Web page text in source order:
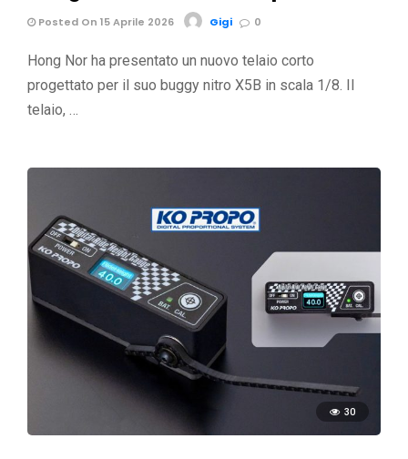
Posted On 15 Aprile 2026 Gigi 0
Hong Nor ha presentato un nuovo telaio corto
progettato per il suo buggy nitro X5B in scala 1/8. Il
telaio, …
30